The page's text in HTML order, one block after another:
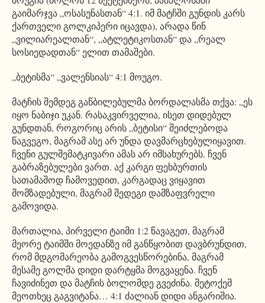
გაიმარჯვა „ოსასუნასთან“ 4:1. იმ მატჩში გუნდის კარს
ქართველი გოლკიპერი იცავდა), არადა წინ
„ვილიარეალთან“, „ატლეტიკოსთან“ და „რეალ
სოსიედადთან“ ელით თამაშები.
„ბეტისმა“ „ვალენსიას“ 4:1 მოუგო.
მატჩის შემდეგ გაწბილებულმა ბორდალასმა თქვა: „ეს
იყო ნაბიჯი უკან. რასაკვირველია, ისეთ დიდებულ
გუნდთან, როგორიც არის „ბეტისი“ შეიძლებოდა
წაგვეგო, მაგრამ ასე არ უნდა დავმარცხებულიყავით.
ჩვენი გულშემატკივარი ამას არ იმსახურებს. ჩვენ
გაბრაზებულები ვართ. აქ კარგი ფეხბურთის
სათამაშოდ ჩამოვედით, კარგადაც ვიყავით
მომზადებული, მაგრამ შედეგი დამზაფვრელი
გამოვიდა.
მართალია, პირველი ტაიმი 1:2 წავაგეთ, მაგრამ
მეორე ტაიმში მოედანზე იმ განწყობით დავბრუნდით,
რომ მდგომარეობა გამოგვესწორებინა, მაგრამ
მესამე გოლმა დიდი დარტყმა მოგვაყენა. ჩვენ
ჩავიძინეთ და მატჩის ბოლომდე გვეძინა. მეტოქემ
მეოთხეც გაგვიტანა… 4:1 ძალიან დიდი ანგარიშია.